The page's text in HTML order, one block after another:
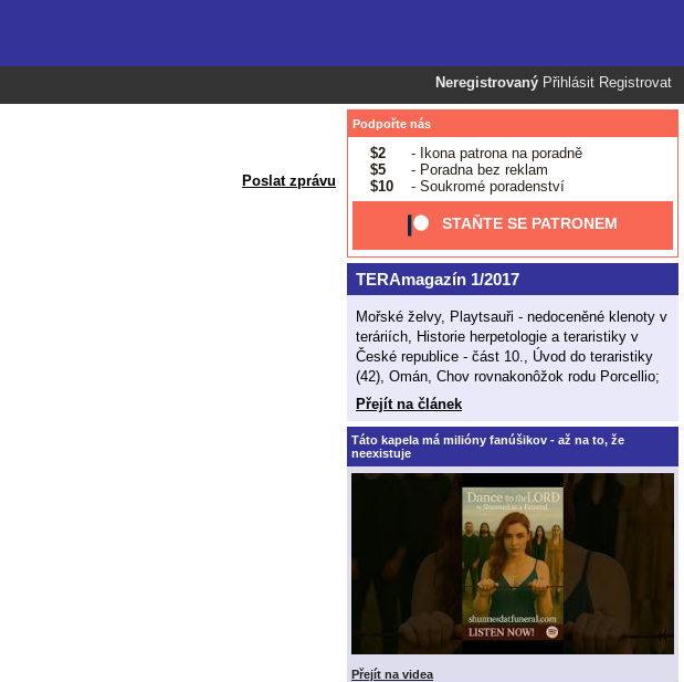
Neregistrovaný Přihlásit Registrovat
Poslat zprávu
Podpořte nás
$2
- Ikona patrona na poradně
$5
- Poradna bez reklam
$10
- Soukromé poradenství
STAŇTE SE PATRONEM
TERAmagazín 1/2017
Mořské želvy, Playtsauři - nedoceněné klenoty v
teráriích, Historie herpetologie a teraristiky v
České republice - část 10., Úvod do teraristiky
(42), Omán, Chov rovnakonôžok rodu Porcellio;
Přejít na článek
Táto kapela má milióny fanúšikov - až na to, že
neexistuje
Přejít na videa